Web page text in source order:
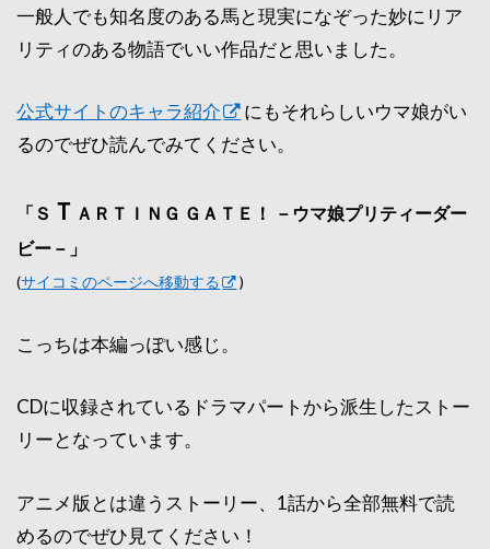
一般人でも知名度のある馬と現実になぞった妙にリア
リティのある物語でいい作品だと思いました。
公式サイトのキャラ紹介
にもそれらしいウマ娘がい
るのでぜひ読んでみてください。
「Ｓ Ｔ ＡＲＴＩＮＧ ＧＡＴＥ！ －ウマ娘プリティーダー
ビー－」
(サイコミのページへ移動する )
こっちは本編っぽい感じ。
CDに収録されているドラマパートから派生したストー
リーとなっています。
アニメ版とは違うストーリー、1話から全部無料で読
めるのでぜひ見てください！